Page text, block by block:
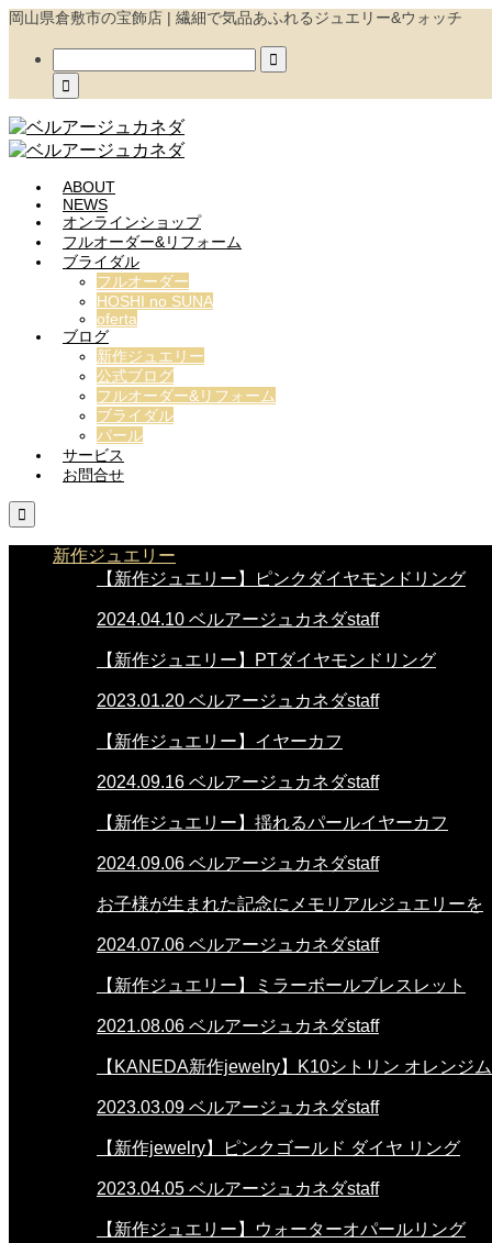
岡山県倉敷市の宝飾店 | 繊細で気品あふれるジュエリー&ウォッチ


ABOUT
NEWS
オンラインショップ
フルオーダー&リフォーム
ブライダル
フルオーダー
HOSHI no SUNA
oferta
ブログ
新作ジュエリー
公式ブログ
フルオーダー&リフォーム
ブライダル
パール
サービス
お問合せ

新作ジュエリー
【新作ジュエリー】ピンクダイヤモンドリング
2024.04.10 ベルアージュカネダstaff
【新作ジュエリー】PTダイヤモンドリング
2023.01.20 ベルアージュカネダstaff
【新作ジュエリー】イヤーカフ
2024.09.16 ベルアージュカネダstaff
【新作ジュエリー】揺れるパールイヤーカフ
2024.09.06 ベルアージュカネダstaff
お子様が生まれた記念にメモリアルジュエリーを
2024.07.06 ベルアージュカネダstaff
【新作ジュエリー】ミラーボールブレスレット
2021.08.06 ベルアージュカネダstaff
【KANEDA新作jewelry】K10シトリン オレンジ
2023.03.09 ベルアージュカネダstaff
【新作jewelry】ピンクゴールド ダイヤ リング
2023.04.05 ベルアージュカネダstaff
【新作ジュエリー】ウォーターオパールリング